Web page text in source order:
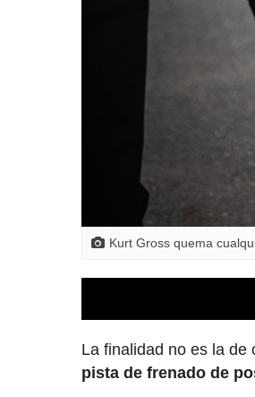
Kurt Gross quema
La finalidad no es la
pista de frenado de